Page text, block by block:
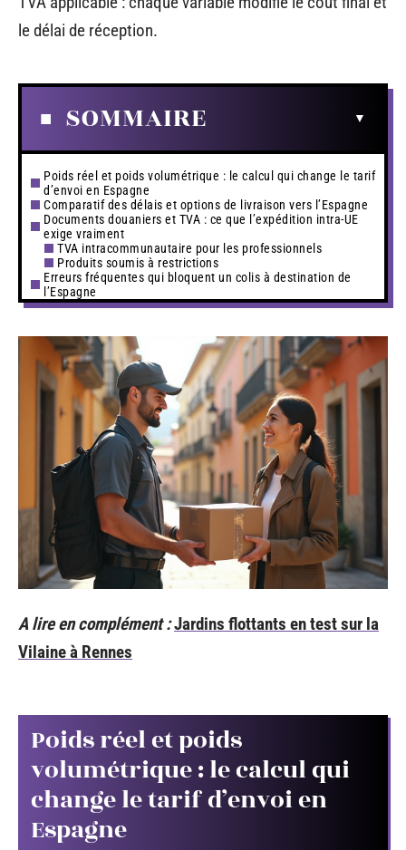
le délai de réception.
SOMMAIRE
Poids réel et poids volumétrique : le calcul qui change le tarif
d’envoi en Espagne
Comparatif des délais et options de livraison vers l’Espagne
Documents douaniers et TVA : ce que l’expédition intra-UE
exige vraiment
TVA intracommunautaire pour les professionnels
Produits soumis à restrictions
Erreurs fréquentes qui bloquent un colis à destination de
l’Espagne
A lire en complément :Jardins flottants en test sur la
Vilaine à Rennes
Poids réel et poids
volumétrique : le calcul qui
change le tarif d’envoi en
Espagne